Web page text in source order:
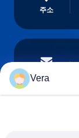
주소
이메일
Vera